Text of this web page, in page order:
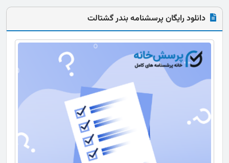
دانلود رایگان پرسشنامه بندر گشتالت